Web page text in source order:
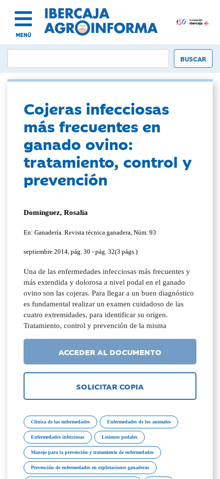
MENÚ
Cojeras infecciosas
más frecuentes en
ganado ovino:
tratamiento, control y
prevención
Domínguez, Rosalía
En: Ganadería. Revista técnica ganadera, Núm. 93
septiembre 2014, pág. 30 - pág. 32(3 págs.)
Una de las enfermedades infecciosas más frecuentes y
más extendida y dolorosa a nivel podal en el ganado
ovino son las cojeras. Para llegar a un buen diagnóstico
es fundamental realizar un examen cuidadoso de las
cuatro extremidades, para identificar su origen.
Tratamiento, control y prevención de la misma
ACCEDER AL DOCUMENTO
SOLICITAR COPIA
Clínica de las enfermedades Enfermedades de los animales
Enfermedades infecciosas Lesiones podales
Manejo para la prevención y tratamiento de enfermedades
Prevención de enfermedades en explotaciones ganaderas